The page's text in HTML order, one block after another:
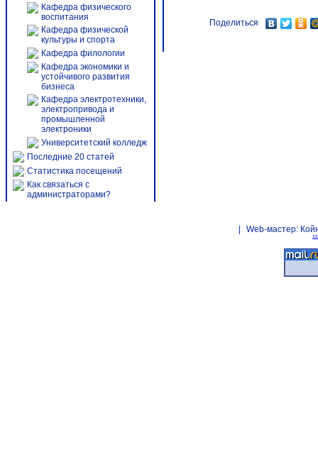
Кафедра физического
воспитания
Кафедра физической
культуры и спорта
Кафедра филологии
Кафедра экономики и
устойчивого развития
бизнеса
Кафедра электротехники,
электропривода и
промышленной
электроники
Университетский колледж
Последние 20 статей
Статистика посещений
Как связаться с
администраторами?
Поделиться
Web-мастер: